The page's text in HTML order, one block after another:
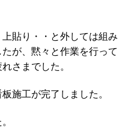
貼り・・と外しては組み
が、黙々と作業を行って
さまでした。
施工が完了しました。